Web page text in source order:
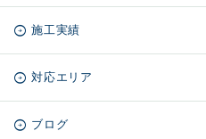
施工実績
対応エリア
ブログ